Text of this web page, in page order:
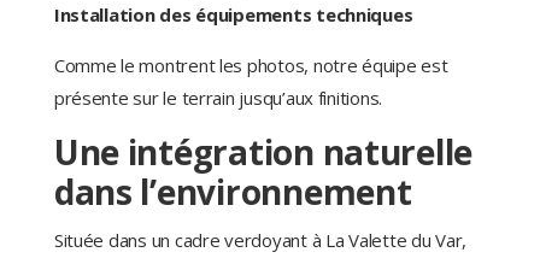
Installation des équipements techniques
Comme le montrent les photos, notre équipe est
présente sur le terrain jusqu’aux finitions.
Une intégration naturelle
dans l’environnement
Située dans un cadre verdoyant à La Valette du Var,